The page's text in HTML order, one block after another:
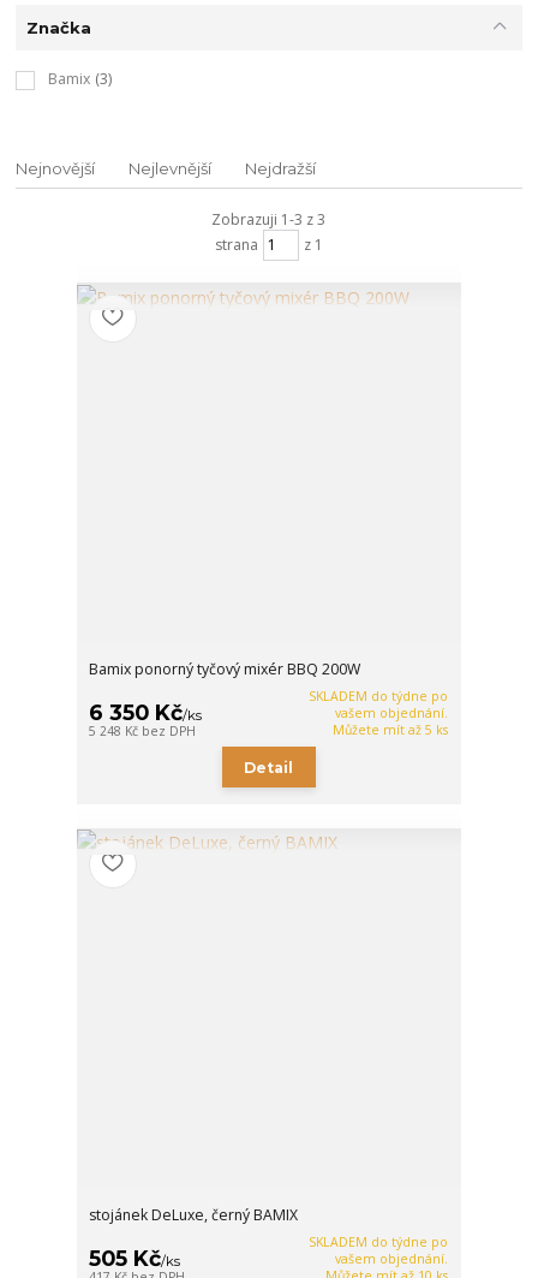
Značka
Bamix (3)
Nejnovější Nejlevnější Nejdražší
Zobrazuji 1-3 z 3
strana
z 1
Bamix ponorný tyčový mixér BBQ 200W
6 350 Kč/ks
5 248 Kč bez DPH
SKLADEM do týdne po
vašem objednání.
Můžete mít až 5 ks
Detail
stojánek DeLuxe, černý BAMIX
505 Kč/ks
SKLADEM do týdne po
vašem objednání.